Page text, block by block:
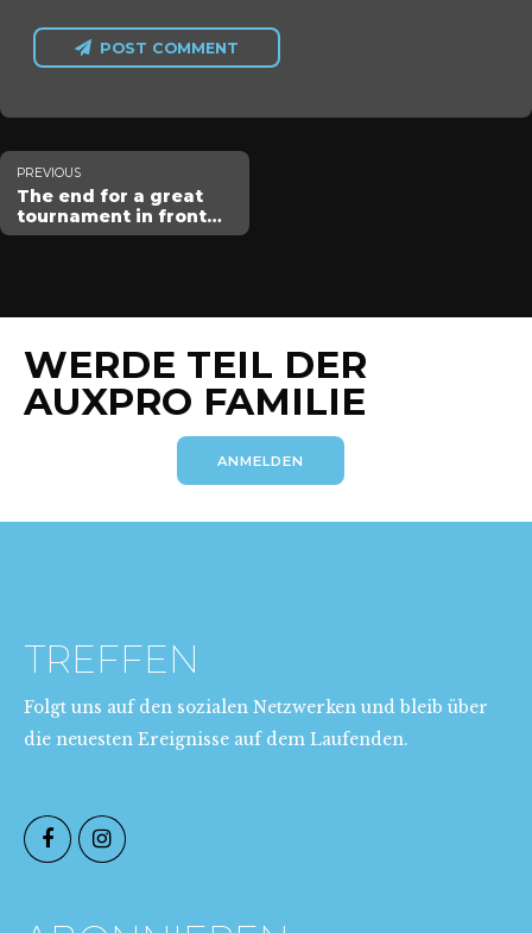
POST COMMENT
PREVIOUS
The end for a great
tournament in front
crawl
WERDE TEIL DER
AUXPRO FAMILIE
ANMELDEN
TREFFEN
Folgt uns auf den sozialen Netzwerken und bleib über
die neuesten Ereignisse auf dem Laufenden.